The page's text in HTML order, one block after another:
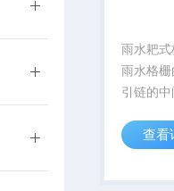
雨水耙
雨水格
引链的
耙齿在
物带入
查看